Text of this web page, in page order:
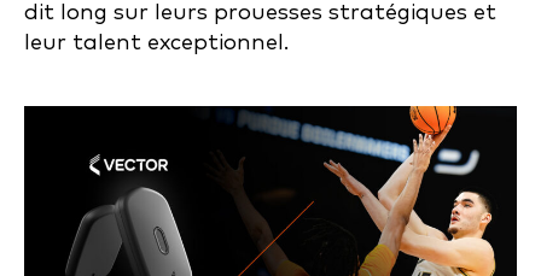
dit long sur leurs prouesses stratégiques et
leur talent exceptionnel.